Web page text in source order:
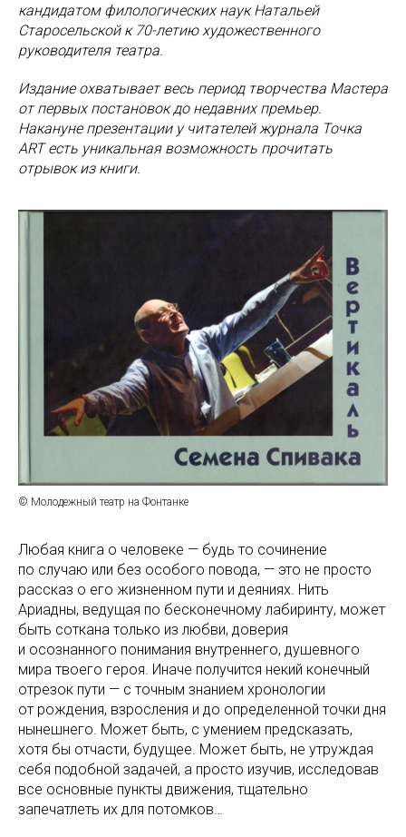
кандидатом филологических наук Натальей
Старосельской к 70-летию художественного
руководителя театра.
Издание охватывает весь период творчества Мастера
от первых постановок до недавних премьер.
Накануне презентации у читателей журнала Точка
ART есть уникальная возможность прочитать
отрывок из книги.
© Молодежный театр на Фонтанке
Любая книга о человеке — будь то сочинение
по случаю или без особого повода, — это не просто
рассказ о его жизненном пути и деяниях. Нить
Ариадны, ведущая по бесконечному лабиринту, может
быть соткана только из любви, доверия
и осознанного понимания внутреннего, душевного
мира твоего героя. Иначе получится некий конечный
отрезок пути — с точным знанием хронологии
от рождения, взросления и до определенной точки дня
нынешнего. Может быть, с умением предсказать,
хотя бы отчасти, будущее. Может быть, не утруждая
себя подобной задачей, а просто изучив, исследовав
все основные пункты движения, тщательно
запечатлеть их для потомков…